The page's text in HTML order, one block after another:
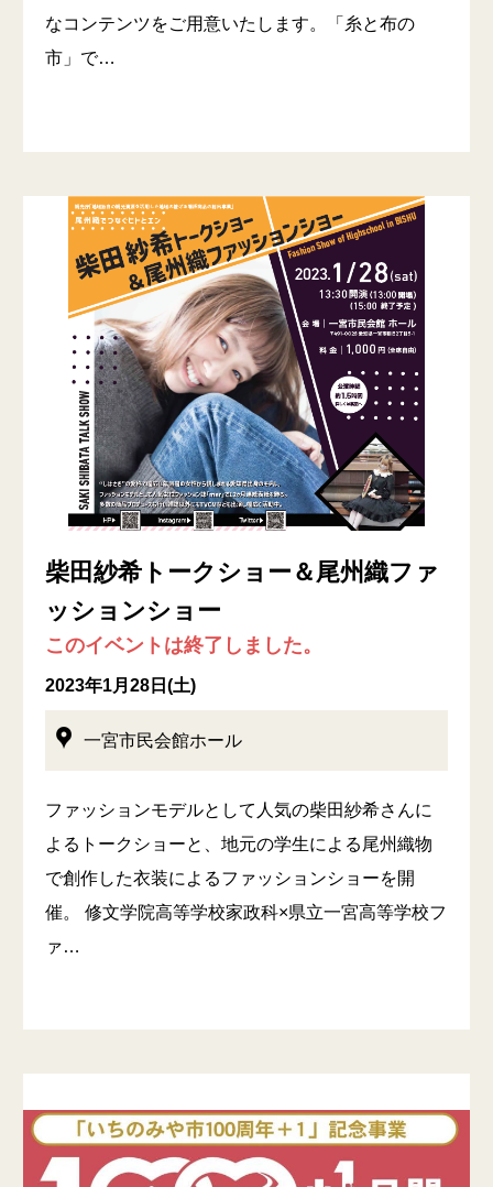
なコンテンツをご用意いたします。「糸と布の
市」で…
柴田紗希トークショー＆尾州織ファ
ッションショー
このイベントは終了しました。
2023年1月28日(土)
一宮市民会館ホール
ファッションモデルとして人気の柴田紗希さんに
よるトークショーと、地元の学生による尾州織物
で創作した衣装によるファッションショーを開
催。 修文学院高等学校家政科×県立一宮高等学校フ
ァ…